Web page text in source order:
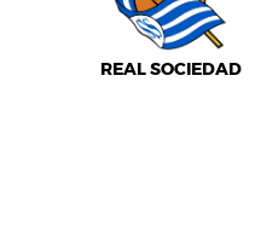
REAL SOCIEDAD